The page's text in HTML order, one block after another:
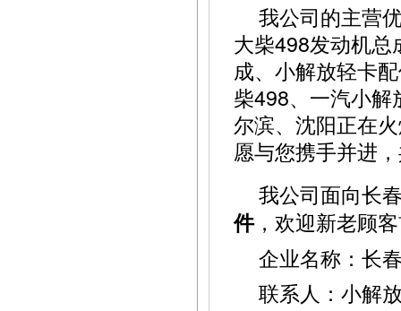
我公司的主营
大柴498发动机
成、小解放轻卡
柴498、一汽小
尔滨、沈阳正在
愿与您携手并进
我公司面向长
件，欢迎新老顾
企业名称：长
联系人：小解